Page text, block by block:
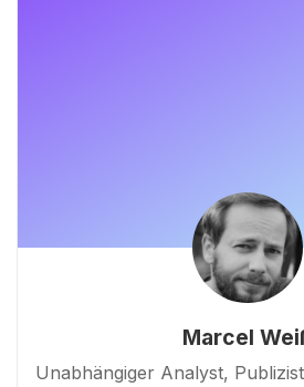
Marcel
Unabhängiger Analyst,